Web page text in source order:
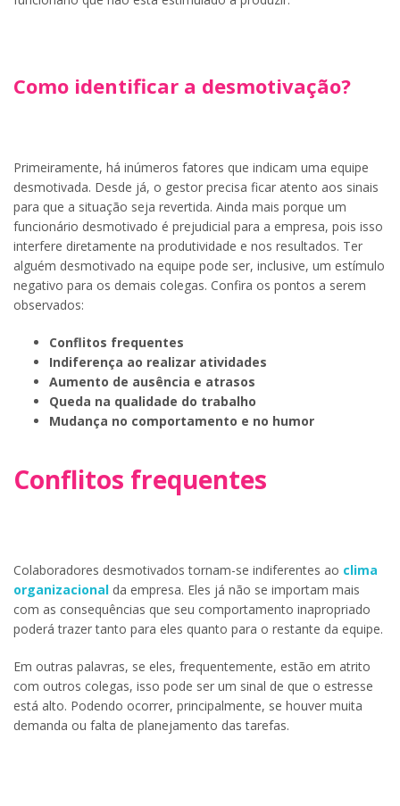
Como identificar a desmotivação?
Primeiramente, há inúmeros fatores que indicam uma equipe
desmotivada. Desde já, o gestor precisa ficar atento aos sinais
para que a situação seja revertida. Ainda mais porque um
funcionário desmotivado é prejudicial para a empresa, pois isso
interfere diretamente na produtividade e nos resultados. Ter
alguém desmotivado na equipe pode ser, inclusive, um estímulo
negativo para os demais colegas. Confira os pontos a serem
observados:
Conflitos frequentes
Indiferença ao realizar atividades
Aumento de ausência e atrasos
Queda na qualidade do trabalho
Mudança no comportamento e no humor
Conflitos frequentes
Colaboradores desmotivados tornam-se indiferentes ao clima
organizacional da empresa. Eles já não se importam mais
com as consequências que seu comportamento inapropriado
poderá trazer tanto para eles quanto para o restante da equipe.
Em outras palavras, se eles, frequentemente, estão em atrito
com outros colegas, isso pode ser um sinal de que o estresse
está alto. Podendo ocorrer, principalmente, se houver muita
demanda ou falta de planejamento das tarefas.